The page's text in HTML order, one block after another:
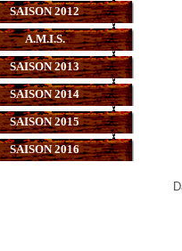
SAISON 2012
A.M.I.S.
SAISON 2013
SAISON 2014
SAISON 2015
SAISON 2016